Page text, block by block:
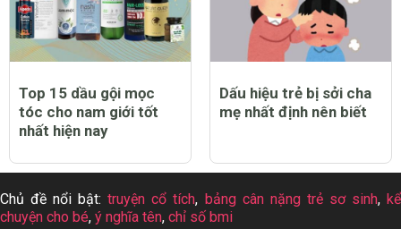
Top 15 dầu gội mọc
tóc cho nam giới tốt
nhất hiện nay
Dấu hiệu trẻ bị sởi cha
mẹ nhất định nên biết
Chủ đề nổi bật:truyện cổ tích, bảng cân nặng trẻ sơ sinh,kể
chuyện cho bé, ý nghĩa tên, chỉ số bmi